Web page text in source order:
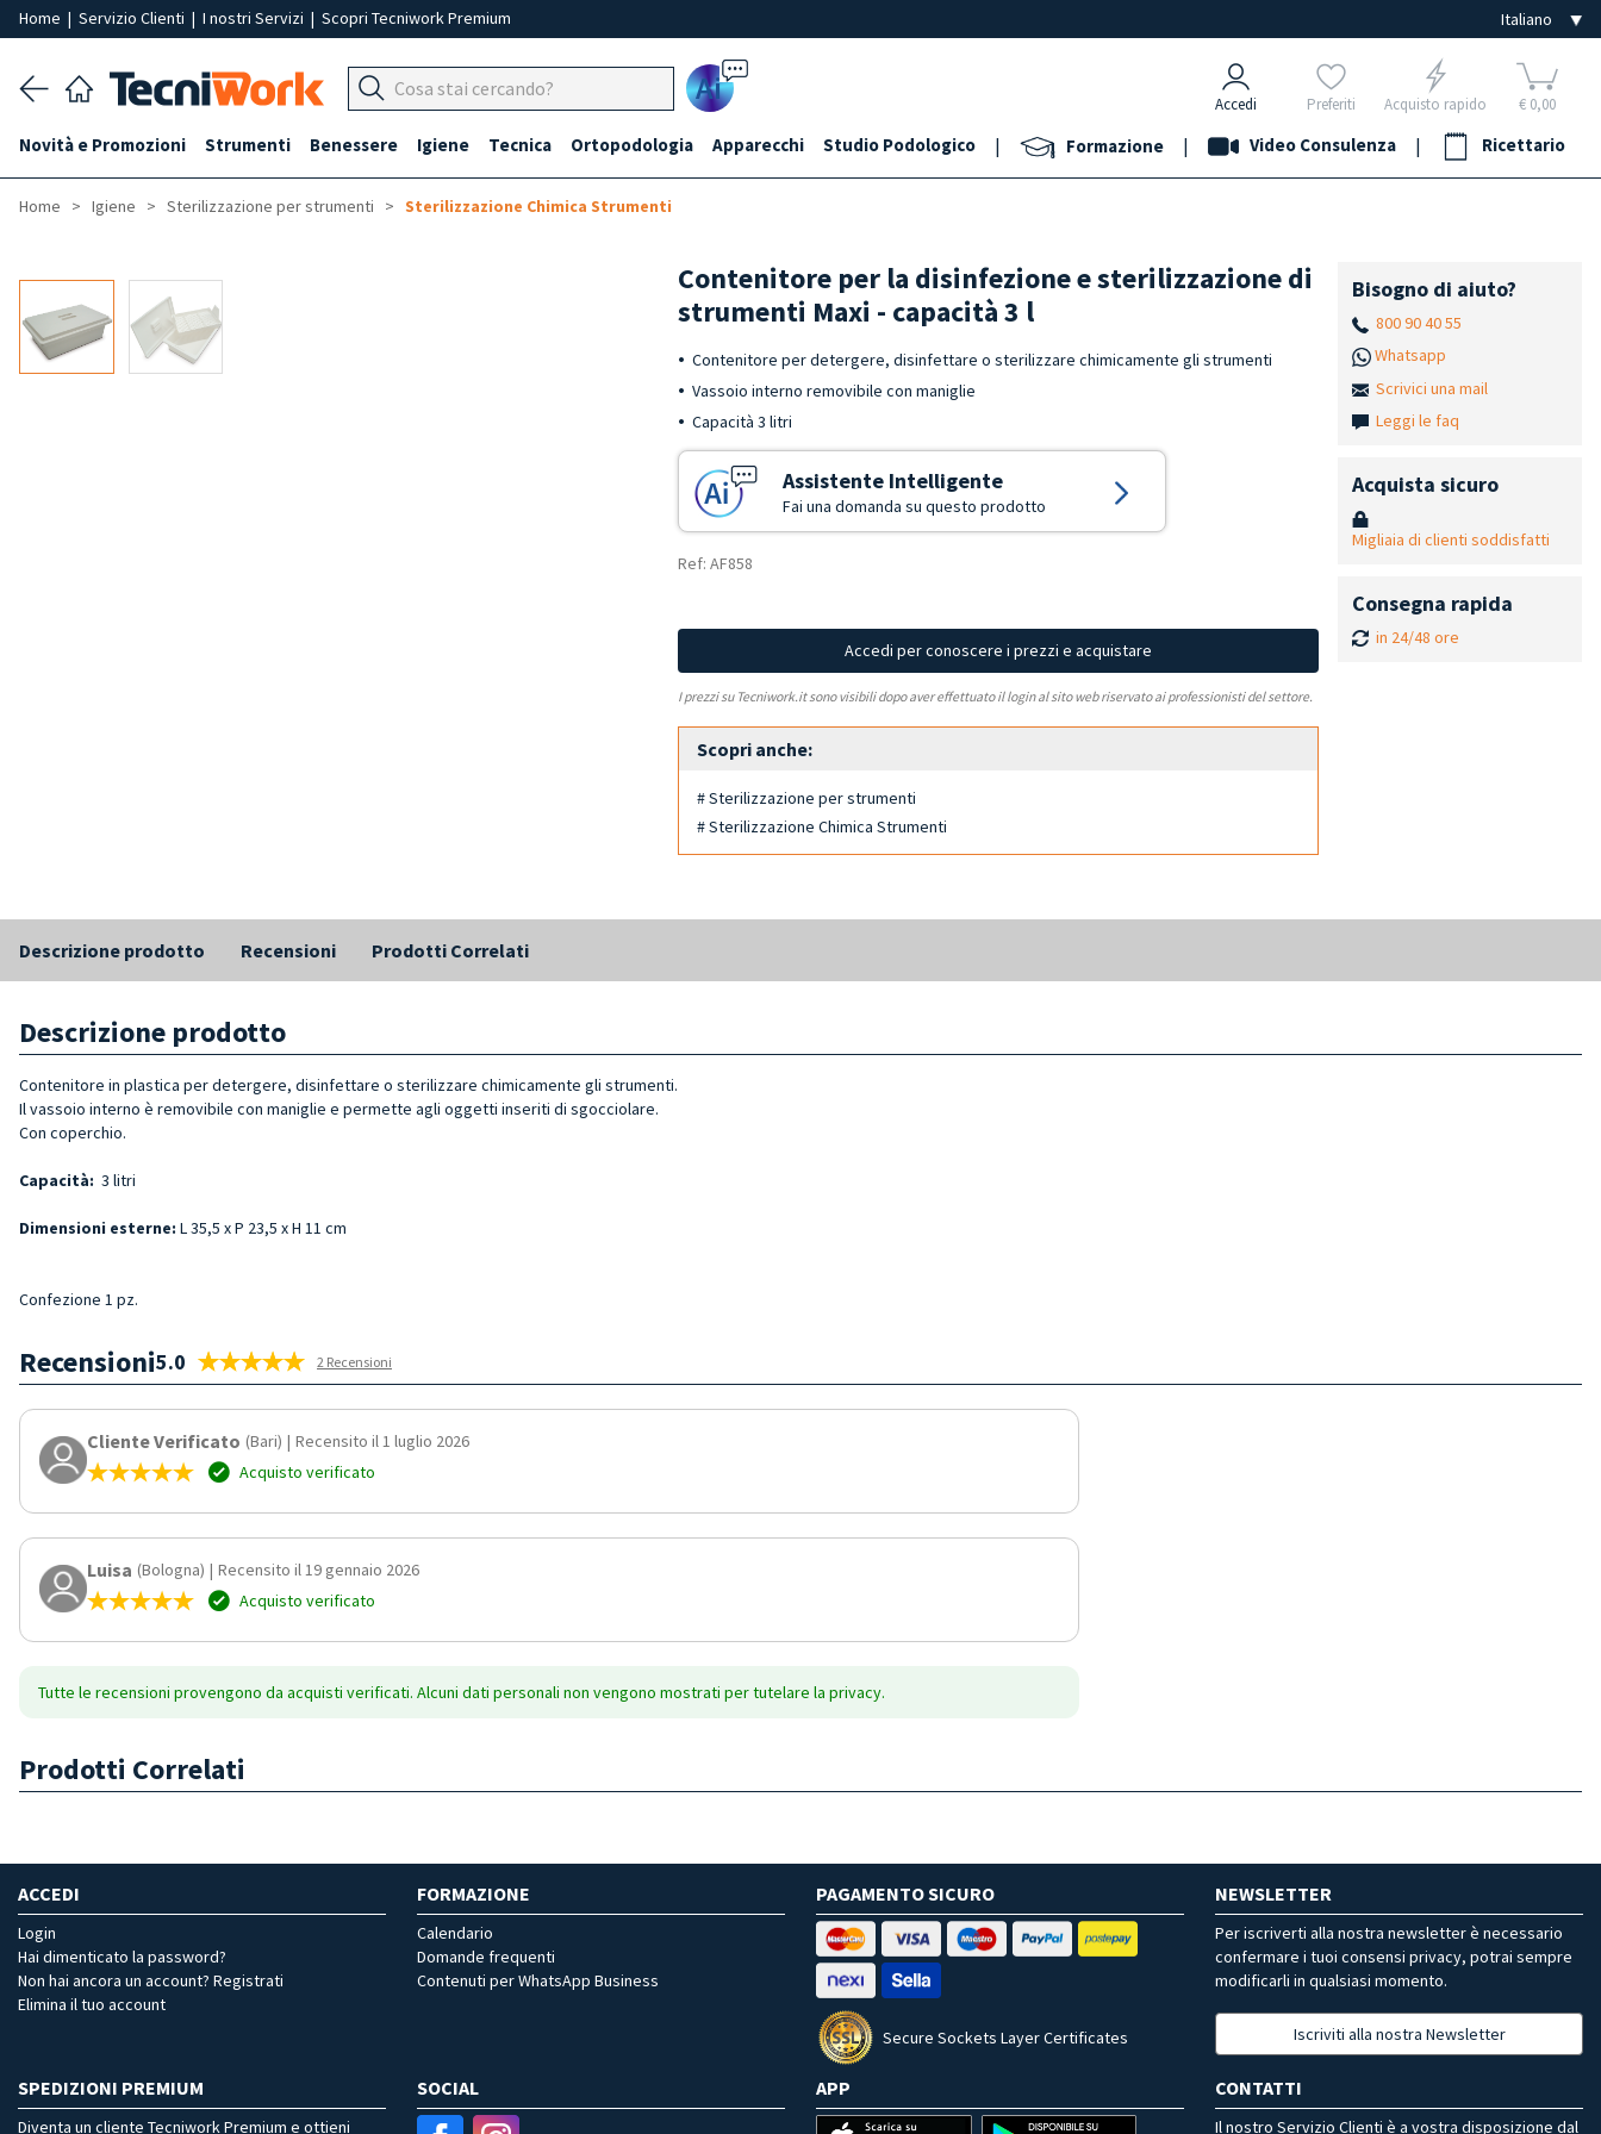
Home | Servizio Clienti | I nostri Servizi | Scopri Tecniwork Premium
Ai Accedi Preferiti Acquisto rapido € 0,00
Novità e Promozioni Strumenti Benessere Igiene Tecnica Ortopodologia Apparecchi Studio Podologico | Formazione | Video Consulenza | Ricettario
Home Igiene Sterilizzazione per strumenti Sterilizzazione Chimica Strumenti
Contenitore per la disinfezione e sterilizzazione di
strumenti Maxi - capacità 3 l
Contenitore per detergere, disinfettare o sterilizzare chimicamente gli strumenti
Vassoio interno removibile con maniglie
Capacità 3 litri
Assistente Intelligente
Fai una domanda su questo prodotto
Ref: AF858
Accedi per conoscere i prezzi e acquistare
I prezzi su Tecniwork.it sono visibili dopo aver effettuato il login al sito web riservato ai professionisti del settore.
Scopri anche:
# Sterilizzazione per strumenti
# Sterilizzazione Chimica Strumenti
Bisogno di aiuto?
800 90 40 55
Whatsapp
Scrivici una mail
Leggi le faq
Acquista sicuro
Migliaia di clienti soddisfatti
Consegna rapida
in 24/48 ore
Descrizione prodotto Recensioni Prodotti Correlati
Descrizione prodotto
Contenitore in plastica per detergere, disinfettare o sterilizzare chimicamente gli strumenti.
Il vassoio interno è removibile con maniglie e permette agli oggetti inseriti di sgocciolare.
Con coperchio.
Capacità: 3 litri
Dimensioni esterne: L 35,5 x P 23,5 x H 11 cm
Confezione 1 pz.
Recensioni5.0 2 Recensioni
Cliente Verificato (Bari) | Recensito il 1 luglio 2026
Acquisto verificato
Luisa (Bologna) | Recensito il 19 gennaio 2026
Acquisto verificato
Tutte le recensioni provengono da acquisti verificati. Alcuni dati personali non vengono mostrati per tutelare la privacy.
Prodotti Correlati
ACCEDI
Login
Hai dimenticato la password?
Non hai ancora un account? Registrati
Elimina il tuo account
FORMAZIONE
Calendario
Domande frequenti
Contenuti per WhatsApp Business
PAGAMENTO SICURO
Secure Sockets Layer Certificates
NEWSLETTER
Per iscriverti alla nostra newsletter è necessario
confermare i tuoi consensi privacy, potrai sempre
modificarli in qualsiasi momento.
Iscriviti alla nostra Newsletter
SPEDIZIONI PREMIUM
Diventa un cliente Tecniwork Premium e ottieni
SOCIAL APP CONTATTI
Il nostro Servizio Clienti è a vostra disposizione dal